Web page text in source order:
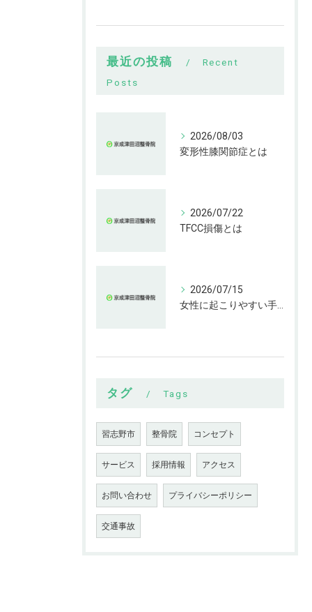
最近の投稿
Recent
Posts
2026/08/03
変形性膝関節症とは
2026/07/22
TFCC損傷とは
2026/07/15
タグ Tags
習志野市 整骨院 コンセプト
サービス 採用情報 アクセス
お問い合わせ プライバシーポリシー
交通事故